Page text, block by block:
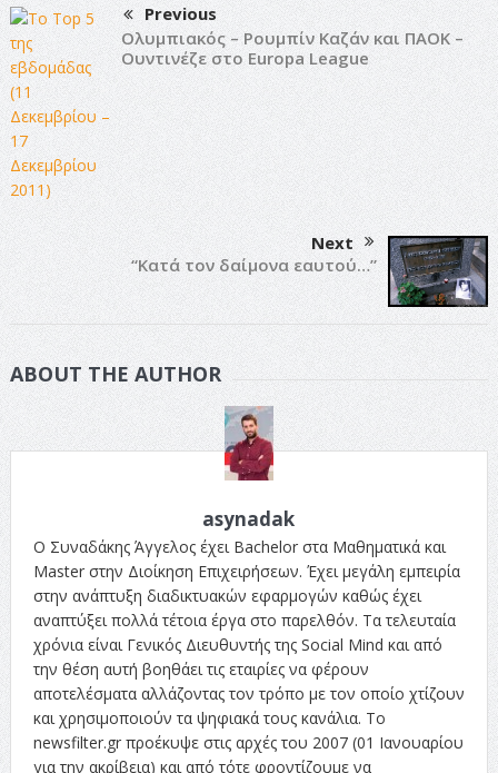
Previous
Ολυμπιακός – Ρουμπίν Καζάν και ΠΑΟΚ –
Ουντινέζε στο Europa League
Next
“Κατά τον δαίμονα εαυτού…”
ABOUT THE AUTHOR
asynadak
Ο Συναδάκης Άγγελος έχει Bachelor στα Μαθηματικά και
Master στην Διοίκηση Επιχειρήσεων. Έχει μεγάλη εμπειρία
στην ανάπτυξη διαδικτυακών εφαρμογών καθώς έχει
αναπτύξει πολλά τέτοια έργα στο παρελθόν. Τα τελευταία
χρόνια είναι Γενικός Διευθυντής της Social Mind και από
την θέση αυτή βοηθάει τις εταιρίες να φέρουν
αποτελέσματα αλλάζοντας τον τρόπο με τον οποίο χτίζουν
και χρησιμοποιούν τα ψηφιακά τους κανάλια. Το
newsfilter.gr προέκυψε στις αρχές του 2007 (01 Ιανουαρίου
για την ακρίβεια) και από τότε φροντίζουμε να